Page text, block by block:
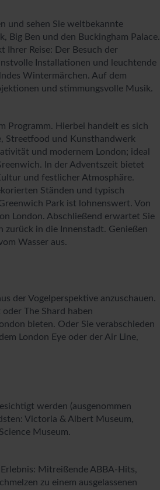
und sehen Sie weltbekannte
Big Ben und den Buckingham Palace.
Ihrer Reise: Der Besuch der
Installationen und leuchtende
Wintermärchen. Auf dem
und stimmungsvolle Musik.
Programm. Hierbei handelt es sich
Streetfood und Kunsthandwerk
und modernem London; ideal
In der Adventszeit bietet
und festlicher Atmosphäre.
Ständen und typisch
Park ist lohnenswert. Von
London. Abschließend erwartet Sie
zurück in die Innenstadt. Genießen
Wasser aus.
der Vogelperspektive anzuschauen.
The Shard haben
bieten. Oder Sie verabschieden
London Eye oder der Air Line,
werden (ausgenommen
Victoria & Albert Museum,
Museum.
Mitreißende ABBA-Hits,
zu einem ausgelassenen